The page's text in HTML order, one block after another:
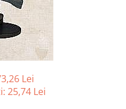
Lei
25,74 Lei